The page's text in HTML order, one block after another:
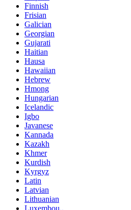
Finnish
Frisian
Galician
Georgian
Gujarati
Haitian
Hausa
Hawaiian
Hebrew
Hmong
Hungarian
Icelandic
Igbo
Javanese
Kannada
Kazakh
Khmer
Kurdish
Kyrgyz
Latin
Latvian
Lithuanian
Luxembou..